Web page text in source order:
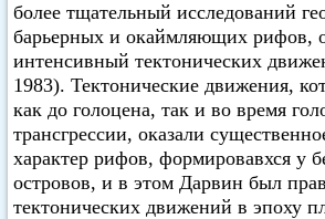
более тщательный исследований
барьерных и окаймляющих рифов,
интенсивный тектонических
1983). Тектонические движения,
как до голоцена, так и во время
трансгрессии, оказали
характер рифов, формировавхся у
островов, и в этом Дарвин был
тектонических движений в эпоху